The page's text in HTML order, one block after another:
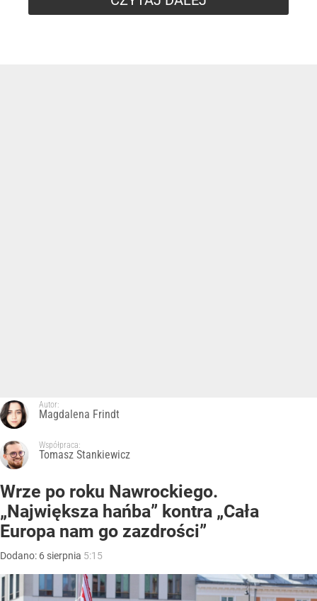
Autor:
Magdalena Frindt
Współpraca:
Tomasz Stankiewicz
Wrze po roku Nawrockiego.
„Największa hańba” kontra „Cała
Europa nam go zazdrości”
Dodano: 6 sierpnia 5:15